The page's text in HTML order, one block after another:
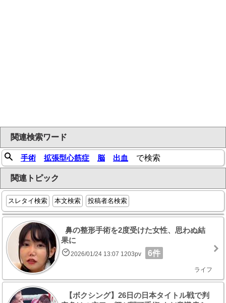
関連検索ワード
手術 拡張型心筋症 脳 出血 で検索
関連トピック
スレタイ検索 本文検索 投稿者名検索
鼻の整形手術を2度受けた女性、思わぬ結
果に
2026/01/24 13:07 1203pv 6件
ライフ
【ボクシング】26日の日本タイトル戦で判